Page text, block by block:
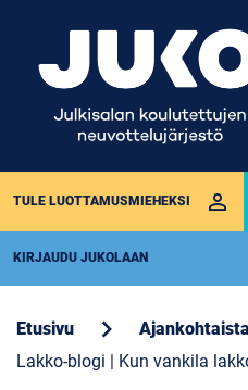
TULE LUOTTAMUSMIEHEKSI perm_identity
KIRJAUDU JUKOLAAN
Etusivu chevron_right Ajankohtaista
Lakko-blogi | Kun vankila